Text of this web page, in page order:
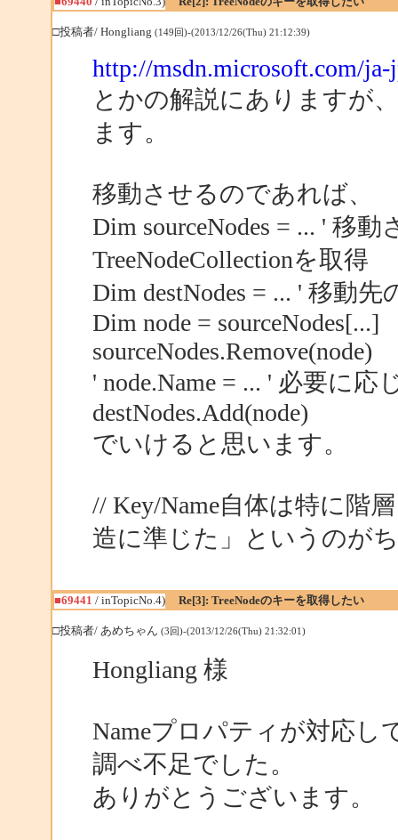
□投稿者/ Hongliang (149回)-(2013/12/26(Thu) 21:12:39)
http://msdn.microsoft.com/ja-
とかの解説にありますが
ます。
移動させるのであれば、
Dim sourceNodes = ... ' 移
TreeNodeCollectionを取得
Dim destNodes = ... ' 移動先
Dim node = sourceNodes[...]
sourceNodes.Remove(node)
' node.Name = ... ' 必要に
destNodes.Add(node)
でいけると思います。
// Key/Name自体は特に階
造に準じた」というのが
■69441 / inTopicNo.4) Re[3]: TreeNodeのキーを取得したい
□投稿者/ あめちゃん (3回)-(2013/12/26(Thu) 21:32:01)
Hongliang 様
Nameプロパティが対応し
調べ不足でした。
ありがとうございます。